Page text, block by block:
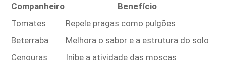
Companheiro
Benefício
Tomates
Repele pragas como pulgões
Beterraba
Melhora o sabor e a estrutura do solo
Cenouras
Inibe a atividade das moscas